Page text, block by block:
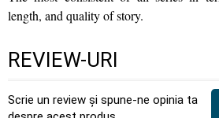
length, and quality of story.
REVIEW-URI
Scrie un review și spune-ne opinia ta